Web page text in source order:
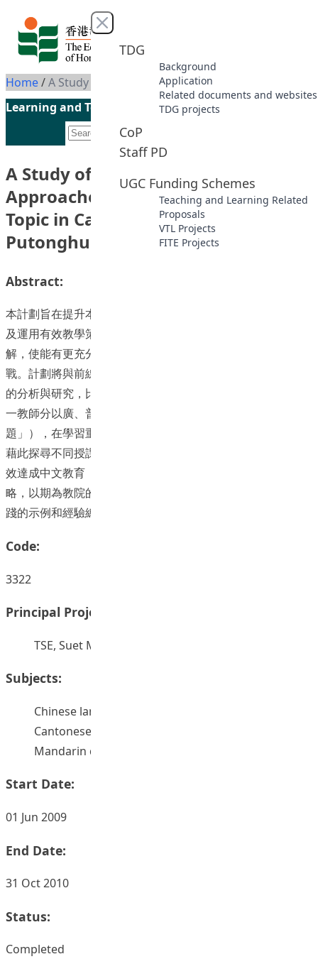
Skip to content
Close menu
TDG
Background
Application
Related documents and websites
TDG projects
CoP
Staff PD
UGC Funding Schemes
Teaching and Learning Related
Proposals
VTL Projects
FITE Projects
Home/A Study of Objectives Selection and Approaches to Teaching the Same Topic in Cantonese and in Putonghua
Learning and Teaching Initiatives funded by the UGC
A Study of Objectives Selection and
Approaches to Teaching the Same
Topic in Cantonese and in
Putonghua
Abstract:
本計劃旨在提升本院學員及前線語文教師運用教材、設計教學
及運用有效教學策略的能力，並深化他們對語文新課程的理
解，使能有更充分的準備，面對語文課程和教學不斷變新的挑
戰。計劃將與前線教師合作，通過教學實踐和觀摩，教學效果
的分析與研究，比照廣州話或普通話授課的不同教師，以至同
一教師分以廣、普授課的情況下，在處理同一教材時（「同
題」），在學習重點與教學策略選取上的差異（「異教」），
藉此探尋不同授課語言對教學重點與策略選取的影響，以及有
效達成中文教育「工具性」、「人文性」多元目標的可行策
略，以期為教院的在職及職前中文專業學員，提供教學設計實
踐的示例和經驗總結的參考。
Code:
3322
Principal Project Supervisors:
TSE, Suet Mui
Subjects:
Chinese language -- Study and teaching
Cantonese dialects -- Study and teaching
Mandarin dialects -- Study and teaching
Start Date:
01 Jun 2009
End Date:
31 Oct 2010
Status:
Completed